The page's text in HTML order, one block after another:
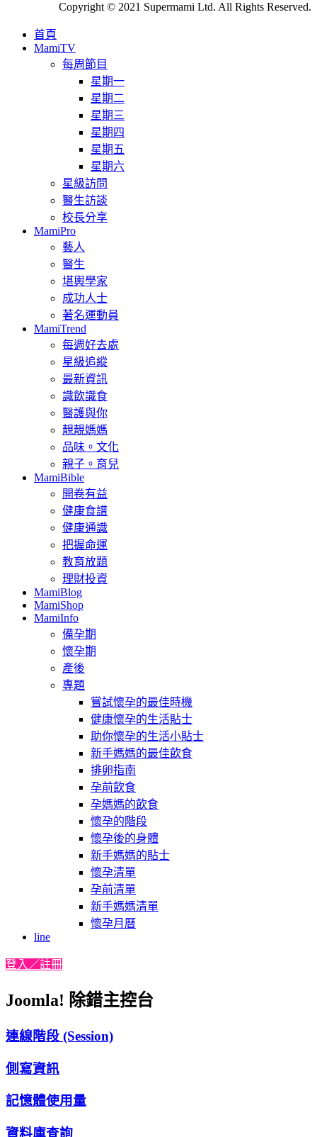
Copyright © 2021 Supermami Ltd. All Rights Reserved.
首頁
MamiTV
每周節目
星期一
星期二
星期三
星期四
星期五
星期六
星級訪問
醫生訪談
校長分享
MamiPro
藝人
醫生
堪輿學家
成功人士
著名運動員
MamiTrend
每週好去處
星級追縱
最新資訊
識飲識食
醫護與你
靚靚媽媽
品味。文化
親子。育兒
MamiBible
開卷有益
健康食譜
健康通識
把握命運
教育放題
理財投資
MamiBlog
MamiShop
MamiInfo
備孕期
懷孕期
產後
專題
嘗試懷孕的最佳時機
健康懷孕的生活貼士
助你懷孕的生活小貼士
新手媽媽的最佳飲食
排卵指南
孕前飲食
孕媽媽的飲食
懷孕的階段
懷孕後的身體
新手媽媽的貼士
懷孕清單
孕前清單
新手媽媽清單
懷孕月曆
line
登入／註冊
Joomla! 除錯主控台
連線階段 (Session)
側寫資訊
記憶體使用量
資料庫查詢